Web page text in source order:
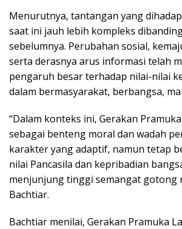
Menurutnya, tantangan yang
saat ini jauh lebih kompleks
sebelumnya. Perubahan sosial,
serta derasnya arus informasi telah
pengaruh besar terhadap nilai-nilai
dalam bermasyarakat, berbangsa,
“Dalam konteks ini, Gerakan
sebagai benteng moral dan wadah
karakter yang adaptif, namun tetap
nilai Pancasila dan kepribadian
menjunjung tinggi semangat gotong
Bachtiar.
Bachtiar menilai, Gerakan Pramuka